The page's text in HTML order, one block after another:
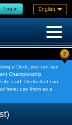
Log in English
?
a Deck, you can see
Championship
card. Decks that can
here; use them as a